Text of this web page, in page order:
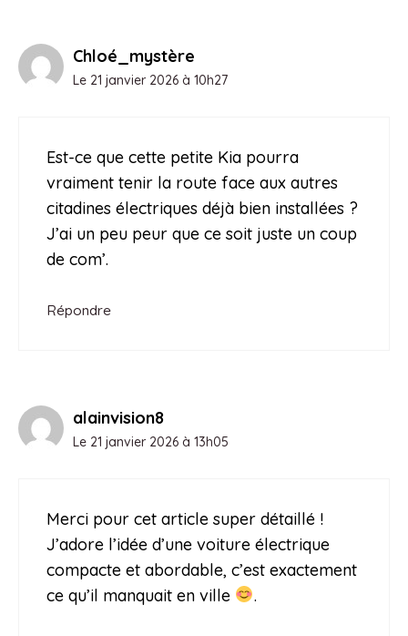
Chloé_mystère
Le 21 janvier 2026 à 10h27
Est-ce que cette petite Kia pourra
vraiment tenir la route face aux autres
citadines électriques déjà bien installées ?
J’ai un peu peur que ce soit juste un coup
de com’.
Répondre
alainvision8
Le 21 janvier 2026 à 13h05
Merci pour cet article super détaillé !
J’adore l’idée d’une voiture électrique
compacte et abordable, c’est exactement
ce qu’il manquait en ville
.